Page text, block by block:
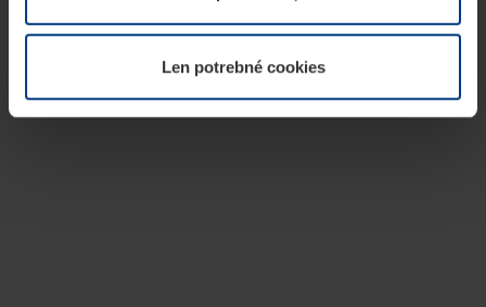
kedykoľvek zmeniť alebo odvolať vo vysvetlení cookie
našej webovej stránky.Len potrebné cookies